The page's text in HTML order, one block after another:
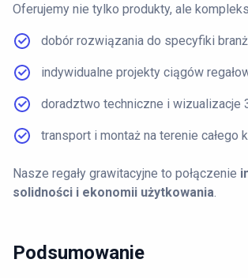
Oferujemy nie tylko produkty, ale
dobór rozwiązania do specyfiki
indywidualne projekty ciągów
doradztwo techniczne i wizualizacje
transport i montaż na terenie całego
Nasze regały grawitacyjne to połączenie
solidności i ekonomii użytkowania.
Podsumowanie